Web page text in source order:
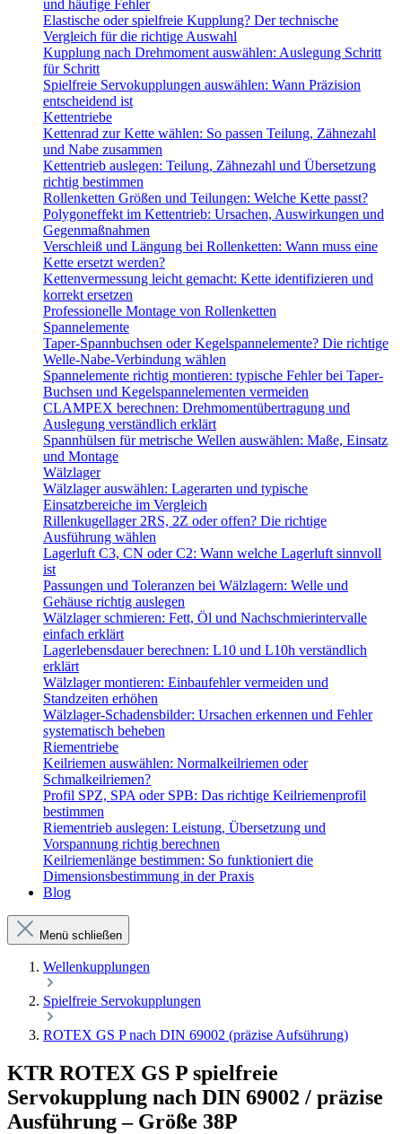
und häufige Fehler
Elastische oder spielfreie Kupplung? Der technische
Vergleich für die richtige Auswahl
Kupplung nach Drehmoment auswählen: Auslegung Schritt
für Schritt
Spielfreie Servokupplungen auswählen: Wann Präzision
entscheidend ist
Kettentriebe
Kettenrad zur Kette wählen: So passen Teilung, Zähnezahl
und Nabe zusammen
Kettentrieb auslegen: Teilung, Zähnezahl und Übersetzung
richtig bestimmen
Rollenketten Größen und Teilungen: Welche Kette passt?
Polygoneffekt im Kettentrieb: Ursachen, Auswirkungen und
Gegenmaßnahmen
Verschleiß und Längung bei Rollenketten: Wann muss eine
Kette ersetzt werden?
Kettenvermessung leicht gemacht: Kette identifizieren und
korrekt ersetzen
Professionelle Montage von Rollenketten
Spannelemente
Taper-Spannbuchsen oder Kegelspannelemente? Die richtige
Welle-Nabe-Verbindung wählen
Spannelemente richtig montieren: typische Fehler bei Taper-
Buchsen und Kegelspannelementen vermeiden
CLAMPEX berechnen: Drehmomentübertragung und
Auslegung verständlich erklärt
Spannhülsen für metrische Wellen auswählen: Maße, Einsatz
und Montage
Wälzlager
Wälzlager auswählen: Lagerarten und typische
Einsatzbereiche im Vergleich
Rillenkugellager 2RS, 2Z oder offen? Die richtige
Ausführung wählen
Lagerluft C3, CN oder C2: Wann welche Lagerluft sinnvoll
ist
Passungen und Toleranzen bei Wälzlagern: Welle und
Gehäuse richtig auslegen
Wälzlager schmieren: Fett, Öl und Nachschmierintervalle
einfach erklärt
Lagerlebensdauer berechnen: L10 und L10h verständlich
erklärt
Wälzlager montieren: Einbaufehler vermeiden und
Standzeiten erhöhen
Wälzlager-Schadensbilder: Ursachen erkennen und Fehler
systematisch beheben
Riementriebe
Keilriemen auswählen: Normalkeilriemen oder
Schmalkeilriemen?
Profil SPZ, SPA oder SPB: Das richtige Keilriemenprofil
bestimmen
Riementrieb auslegen: Leistung, Übersetzung und
Vorspannung richtig berechnen
Keilriemenlänge bestimmen: So funktioniert die
Dimensionsbestimmung in der Praxis
Blog
Menü schließen
Wellenkupplungen
Spielfreie Servokupplungen
ROTEX GS P nach DIN 69002 (präzise Aufsührung)
KTR ROTEX GS P spielfreie
Servokupplung nach DIN 69002 / präzise
Ausführung – Größe 38P